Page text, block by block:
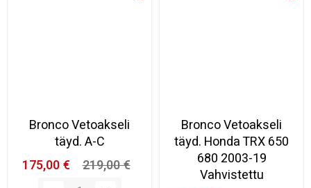
Bronco Vetoakseli
täyd. A-C
175,00 €
219,00 €
Bronco Vetoakseli
täyd. Honda TRX 650
680 2003-19
Vahvistettu